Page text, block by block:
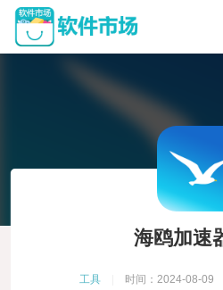
海鸥加速
工具 时间：2024-08-09